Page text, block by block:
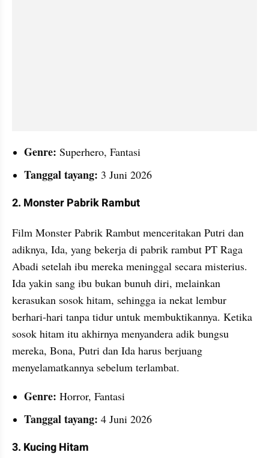
Genre: Superhero, Fantasi
Tanggal tayang: 3 Juni 2026
2. Monster Pabrik Rambut
Film Monster Pabrik Rambut menceritakan Putri dan
adiknya, Ida, yang bekerja di pabrik rambut PT Raga
Abadi setelah ibu mereka meninggal secara misterius.
Ida yakin sang ibu bukan bunuh diri, melainkan
kerasukan sosok hitam, sehingga ia nekat lembur
berhari-hari tanpa tidur untuk membuktikannya. Ketika
sosok hitam itu akhirnya menyandera adik bungsu
mereka, Bona, Putri dan Ida harus berjuang
menyelamatkannya sebelum terlambat.
Genre: Horror, Fantasi
Tanggal tayang: 4 Juni 2026
3. Kucing Hitam